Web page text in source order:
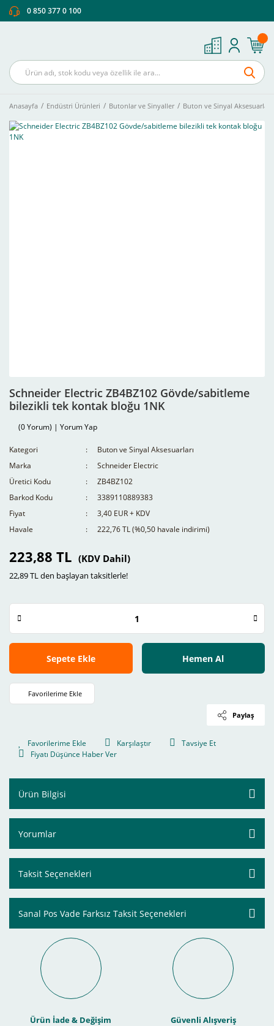
0 850 377 0 100
Anasayfa Endüstri Ürünleri Butonlar ve Sinyaller Buton ve Sinyal Aksesuarları
Schneider Electric ZB4BZ102 Gövde/sabitleme
bilezikli tek kontak bloğu 1NK
(0 Yorum) | Yorum Yap
Kategori
Buton ve Sinyal Aksesuarları
Marka
Schneider Electric
Üretici Kodu
ZB4BZ102
Barkod Kodu
3389110889383
Fiyat
3,40 EUR + KDV
Havale
222,76 TL (%0,50 havale indirimi)
223,88 TL (KDV Dahil)
22,89 TL den başlayan taksitlerle!
Sepete Ekle Hemen Al
Paylaş
Karşılaştır
Tavsiye Et
Fiyatı Düşünce Haber Ver
Ürün Bilgisi
Yorumlar
Taksit Seçenekleri
Sanal Pos Vade Farksız Taksit Seçenekleri
Ürün İade & Değişim Güvenli Alışveriş